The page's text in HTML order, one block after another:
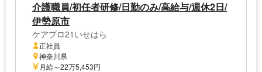
介護職員/初任者研修/日勤のみ/高給与/週休2日/
伊勢原市
ケアプロ21いせはら
正社員
神奈川県
月給～22万5,453円